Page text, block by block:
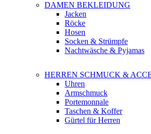
DAMEN BEKLEIDUNG
Jacken
Röcke
Hosen
Socken & Strümpfe
Nachtwäsche & Pyjamas
HERREN SCHMUCK &
Uhren
Armschmuck
Portemonnale
Taschen & Koffer
Gürtel für Herren